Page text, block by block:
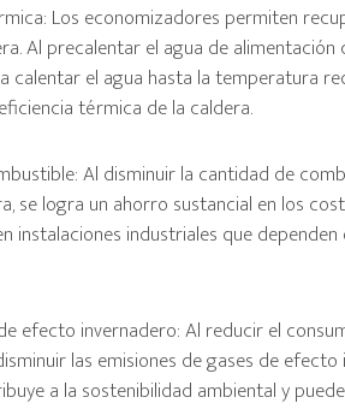
Los economizadores permiten
Al precalentar el agua de
calentar el agua hasta la temperatura
térmica de la caldera.
Al disminuir la cantidad de
se logra un ahorro sustancial en los
instalaciones industriales que
efecto invernadero: Al reducir el
las emisiones de gases de
a la sostenibilidad ambiental y